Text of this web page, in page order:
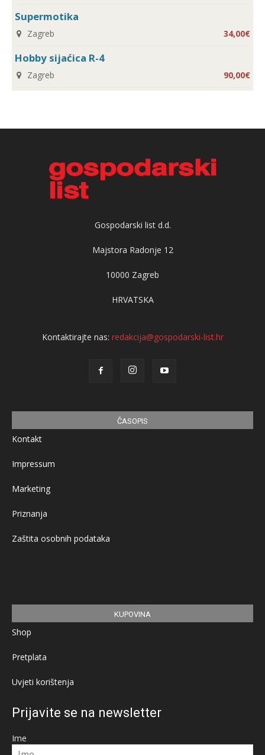
Supermotika
Zagreb 34,00€
Hobby sijaćica R-4
Zagreb 90,00€
Gospodarski list d.d.
Majstora Radonje 12
10000 Zagreb
HRVATSKA
Kontaktirajte nas: redakcija@gospodarski-list.hr
ČASOPIS
Kontakt
Impressum
Marketing
Priznanja
Zaštita osobnih podataka
KUPOVINA
Shop
Pretplata
Uvjeti korištenja
Prijavite se na newsletter
Ime